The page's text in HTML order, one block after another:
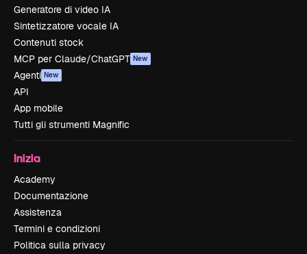
Generatore di video IA
Sintetizzatore vocale IA
Contenuti stock
MCP per Claude/ChatGPT New
Agenti New
API
App mobile
Tutti gli strumenti Magnific
Inizia
Academy
Documentazione
Assistenza
Termini e condizioni
Politica sulla privacy